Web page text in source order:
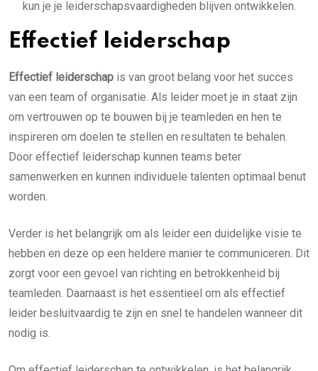
kun je je leiderschapsvaardigheden blijven ontwikkelen.
Effectief leiderschap
Effectief leiderschap is van groot belang voor het succes
van een team of organisatie. Als leider moet je in staat zijn
om vertrouwen op te bouwen bij je teamleden en hen te
inspireren om doelen te stellen en resultaten te behalen.
Door effectief leiderschap kunnen teams beter
samenwerken en kunnen individuele talenten optimaal benut
worden.
Verder is het belangrijk om als leider een duidelijke visie te
hebben en deze op een heldere manier te communiceren. Dit
zorgt voor een gevoel van richting en betrokkenheid bij
teamleden. Daarnaast is het essentieel om als effectief
leider besluitvaardig te zijn en snel te handelen wanneer dit
nodig is.